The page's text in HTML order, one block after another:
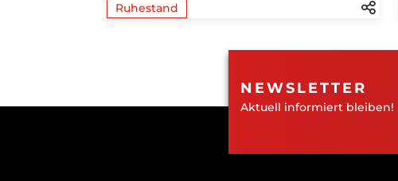
Ruhestand
NEWSLETTER
Aktuell informiert bleiben!